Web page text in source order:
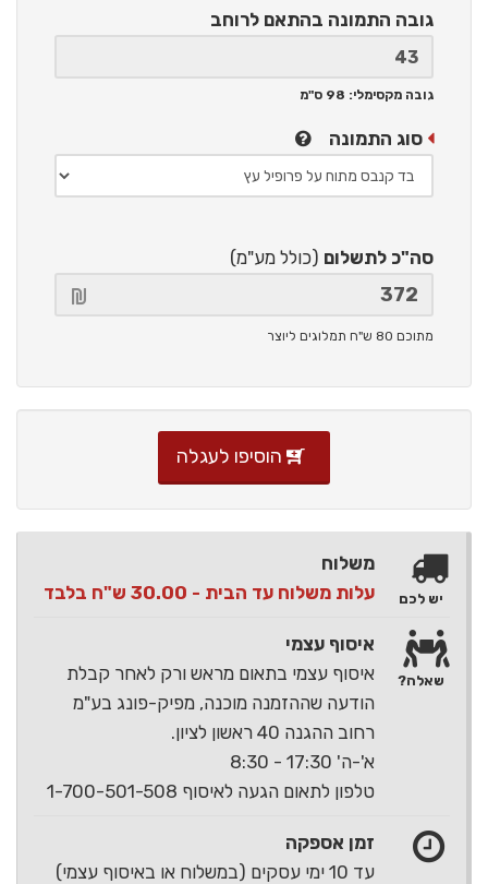
גובה התמונה בהתאם לרוחב
גובה מקסימלי: 98 ס"מ
סוג התמונה
סה"כ לתשלום (כולל מע"מ)
מתוכם 80 ש"ח תמלוגים ליוצר
הוסיפו לעגלה
משלוח
עלות משלוח עד הבית - 30.00 ש"ח בלבד
איסוף עצמי
איסוף עצמי בתאום מראש ורק לאחר קבלת
הודעה שההזמנה מוכנה, מפיק-פונג בע"מ
רחוב ההגנה 40 ראשון לציון.
א'-ה' 17:30 - 8:30
טלפון לתאום הגעה לאיסוף 1-700-501-508
זמן אספקה
עד 10 ימי עסקים (במשלוח או באיסוף עצמי)
יש לכם
שאלה?